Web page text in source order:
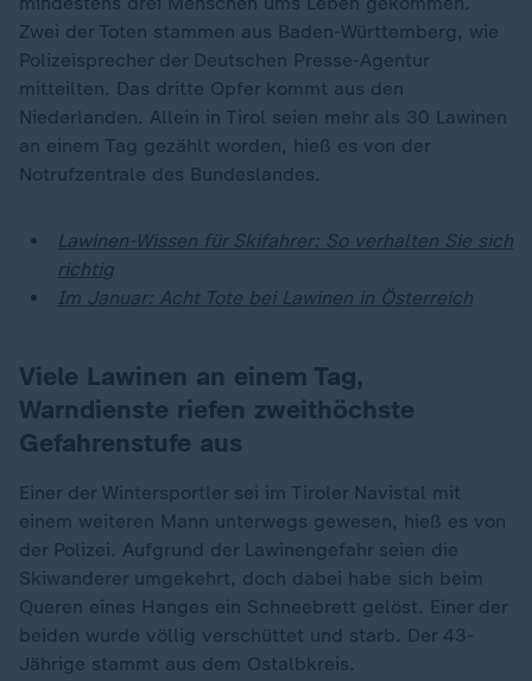
Zwei der Toten stammen aus Baden-Württemberg, wie
Polizeisprecher der Deutschen Presse-Agentur
mitteilten. Das dritte Opfer kommt aus den
Niederlanden. Allein in Tirol seien mehr als 30 Lawinen
an einem Tag gezählt worden, hieß es von der
Notrufzentrale des Bundeslandes.
Lawinen-Wissen für Skifahrer: So verhalten Sie sich
richtig
Im Januar: Acht Tote bei Lawinen in Österreich
Viele Lawinen an einem Tag,
Warndienste riefen zweithöchste
Gefahrenstufe aus
Einer der Wintersportler sei im Tiroler Navistal mit
einem weiteren Mann unterwegs gewesen, hieß es von
der Polizei. Aufgrund der Lawinengefahr seien die
Skiwanderer umgekehrt, doch dabei habe sich beim
Queren eines Hanges ein Schneebrett gelöst. Einer der
beiden wurde völlig verschüttet und starb. Der 43-
Jährige stammt aus dem Ostalbkreis.